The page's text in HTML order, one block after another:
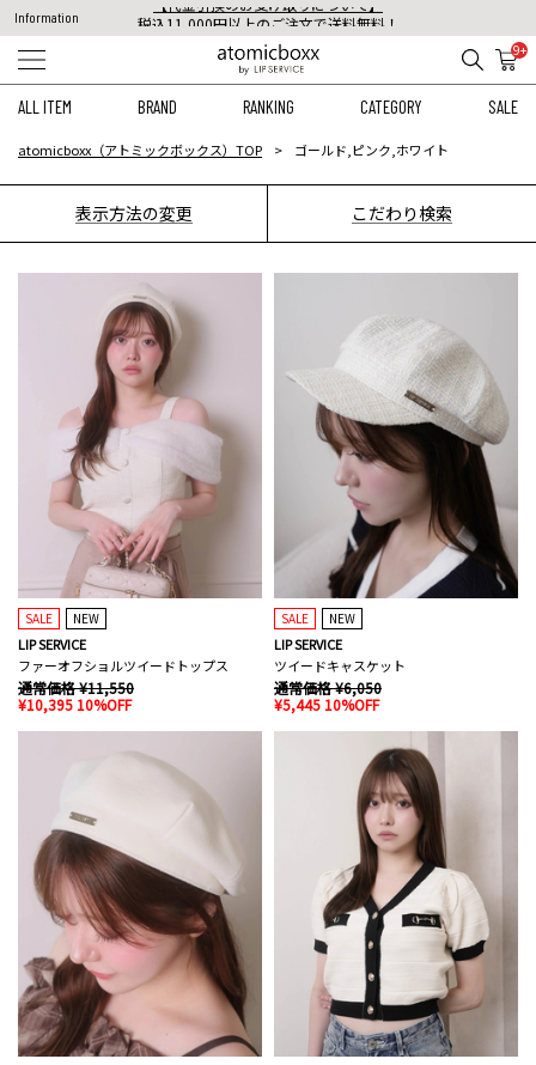
Information
税込11,000円以上のご注文で送料無料！
【重要】予約商品のお支払い方法（代金引換）変更に関するお知らせ
9+
ALL ITEM BRAND RANKING CATEGORY SALE
atomicboxx（アトミックボックス）TOP ゴールド,ピンク,ホワイト
表示方法の変更 こだわり検索
SALE NEW
LIP SERVICE
ファーオフショルツイードトップス
通常価格 ¥11,550
¥10,395 10%OFF
SALE NEW
LIP SERVICE
ツイードキャスケット
通常価格 ¥6,050
¥5,445 10%OFF